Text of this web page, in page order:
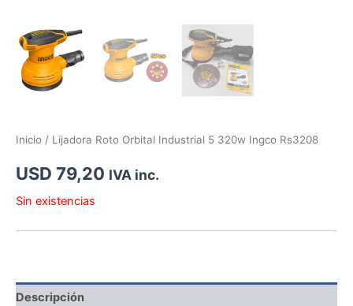
Inicio / Lijadora Roto Orbital Industrial 5 320w Ingco Rs3208
USD 79,20 IVA inc.
Sin existencias
Descripción